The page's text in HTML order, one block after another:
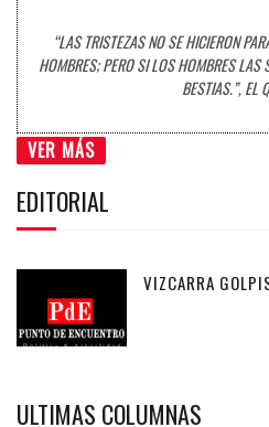
“LAS TRISTEZAS NO SE HICIERON
HOMBRES; PERO SI LOS HOMBRES LAS
BESTIAS.”, EL
VER MÁS
EDITORIAL
VIZCARRA
ULTIMAS COLUMNAS